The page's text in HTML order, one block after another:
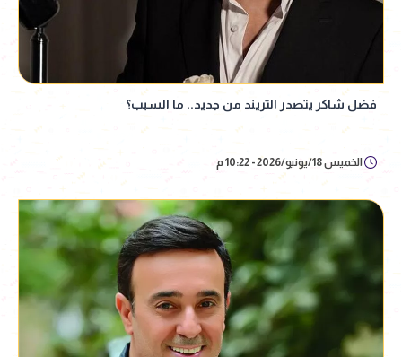
فضل شاكر يتصدر التريند من جديد.. ما السبب؟
الخميس 18/يونيو/2026 - 10:22 م